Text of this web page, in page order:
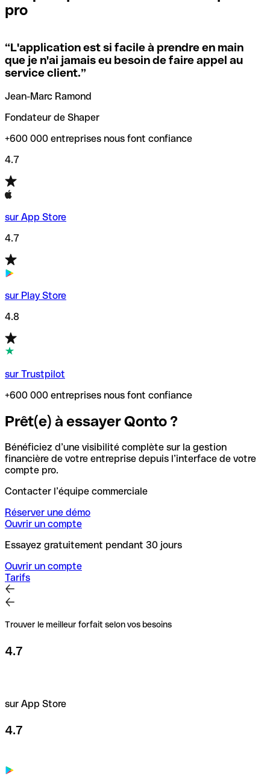
locales.
Si vous n'êtes pas sûr du code SWIFT que vous devriez
utiliser, nous avons développé un outil de recherche de
codes SWIFT par nom de banque.
vérification/recherche de codes SWIFT. Ainsi, vous pouvez
trouver et vérifier vos codes SWIFT avant de réaliser vos
transferts d’argent.
pro
“L'application est si facile à prendre en main
que je n'ai jamais eu besoin de faire appel au
service client.”
Jean-Marc Ramond
Fondateur de Shaper
+600 000 entreprises nous font confiance
4.7
sur App Store
4.7
sur Play Store
4.8
sur Trustpilot
+600 000 entreprises nous font confiance
Prêt(e) à essayer Qonto ?
Bénéficiez d’une visibilité complète sur la gestion
financière de votre entreprise depuis l’interface de votre
compte pro.
Contacter l’équipe commerciale
Réserver une démo
Ouvrir un compte
Essayez gratuitement pendant 30 jours
Ouvrir un compte
Tarifs
Trouver le meilleur forfait selon vos besoins
4.7
sur App Store
4.7